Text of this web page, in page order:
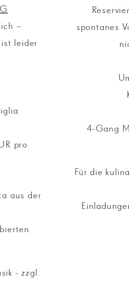
–
ist leider
pro
aus der
- zzgl.
spontanes
4-Gang
Für die